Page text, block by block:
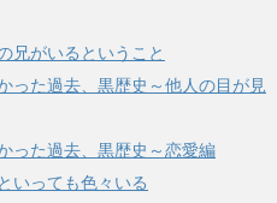
兄がいるということ
った過去、黒歴史～他人の目が見
った過去、黒歴史～恋愛編
いっても色々いる